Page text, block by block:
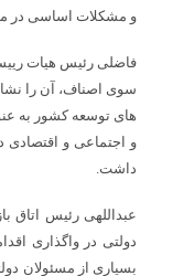
و مشکلات اساسی در
سوی اصناف، آن را
های توسعه کشور به
و اجتماعی و اقتصادی
داشت.
عبداللهی رئیس اتاق
دولتی در واگذاری
بسیاری از مسئولان